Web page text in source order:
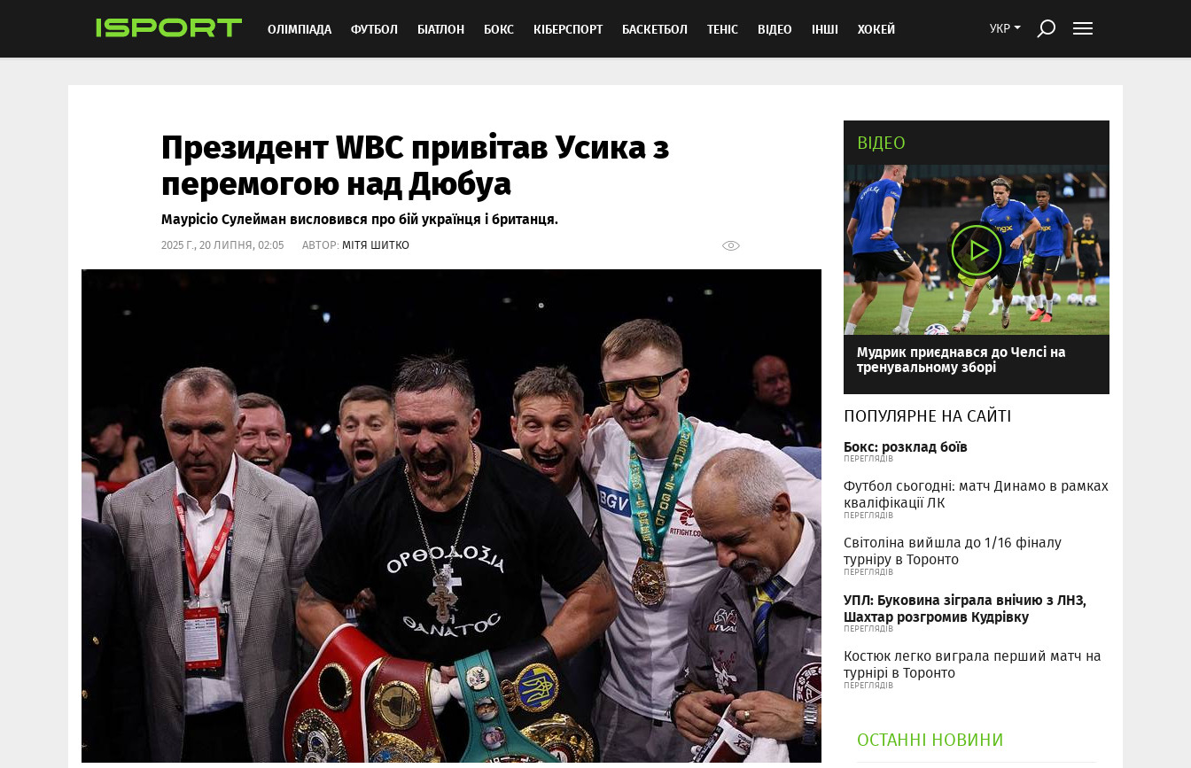
УКР
ОЛІМПІАДА ФУТБОЛ БІАТЛОН БОКС КІБЕРСПОРТ БАСКЕТБОЛ ТЕНІС ВІДЕО ІНШІ ХОКЕЙ
Президент WBC привітав Усика з
перемогою над Дюбуа
Маурісіо Сулейман висловився про бій українця і британця.
2025 Г., 20 ЛИПНЯ, 02:05 АВТОР: МІТЯ ШИТКО
ВІДЕО
Мудрик приєднався до Челсі на
тренувальному зборі
ПОПУЛЯРНЕ НА САЙТІ
Бокс: розклад боїв
ПЕРЕГЛЯДІВ
Футбол сьогодні: матч Динамо в рамках
кваліфікації ЛК
ПЕРЕГЛЯДІВ
Світоліна вийшла до 1/16 фіналу
турніру в Торонто
ПЕРЕГЛЯДІВ
УПЛ: Буковина зіграла внічию з ЛНЗ,
Шахтар розгромив Кудрівку
ПЕРЕГЛЯДІВ
Костюк легко виграла перший матч на
турнірі в Торонто
ПЕРЕГЛЯДІВ
ОСТАННІ НОВИНИ